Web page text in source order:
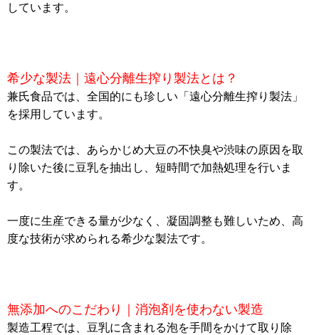
しています。
希少な製法｜遠心分離生搾り製法とは？
兼氏食品では、全国的にも珍しい「遠心分離生搾り製法」
を採用しています。
この製法では、あらかじめ大豆の不快臭や渋味の原因を取
り除いた後に豆乳を抽出し、短時間で加熱処理を行いま
す。
一度に生産できる量が少なく、凝固調整も難しいため、高
度な技術が求められる希少な製法です。
無添加へのこだわり｜消泡剤を使わない製造
製造工程では、豆乳に含まれる泡を手間をかけて取り除